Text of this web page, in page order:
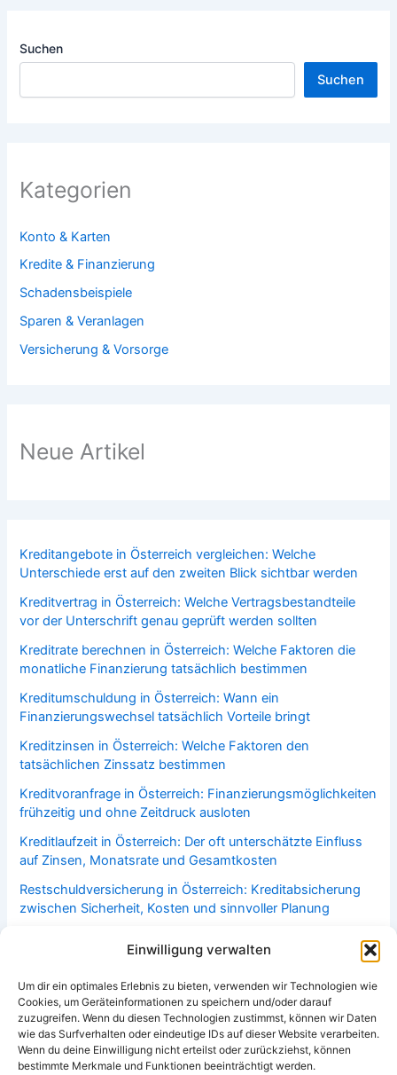
Einwilligung verwalten
Um dir ein optimales Erlebnis zu bieten, verwenden wir Technologien wie
Cookies, um Geräteinformationen zu speichern und/oder darauf
zuzugreifen. Wenn du diesen Technologien zustimmst, können wir Daten
wie das Surfverhalten oder eindeutige IDs auf dieser Website verarbeiten.
Wenn du deine Einwilligung nicht erteilst oder zurückziehst, können
bestimmte Merkmale und Funktionen beeinträchtigt werden.
Suchen
Suchen
Kategorien
Konto & Karten
Kredite & Finanzierung
Schadensbeispiele
Sparen & Veranlagen
Versicherung & Vorsorge
Neue Artikel
Kreditangebote in Österreich vergleichen: Welche
Unterschiede erst auf den zweiten Blick sichtbar werden
Kreditvertrag in Österreich: Welche Vertragsbestandteile
vor der Unterschrift genau geprüft werden sollten
Kreditrate berechnen in Österreich: Welche Faktoren die
monatliche Finanzierung tatsächlich bestimmen
Kreditumschuldung in Österreich: Wann ein
Finanzierungswechsel tatsächlich Vorteile bringt
Kreditzinsen in Österreich: Welche Faktoren den
tatsächlichen Zinssatz bestimmen
Kreditvoranfrage in Österreich: Finanzierungsmöglichkeiten
frühzeitig und ohne Zeitdruck ausloten
Kreditlaufzeit in Österreich: Der oft unterschätzte Einfluss
auf Zinsen, Monatsrate und Gesamtkosten
Restschuldversicherung in Österreich: Kreditabsicherung
zwischen Sicherheit, Kosten und sinnvoller Planung
Kreditwürdigkeit und Finanzierungsmöglichkeiten
Haushaltsversicherung in Österreich: Welche Leistungen im
Alltag häufig überschätzt oder unterschätzt werden